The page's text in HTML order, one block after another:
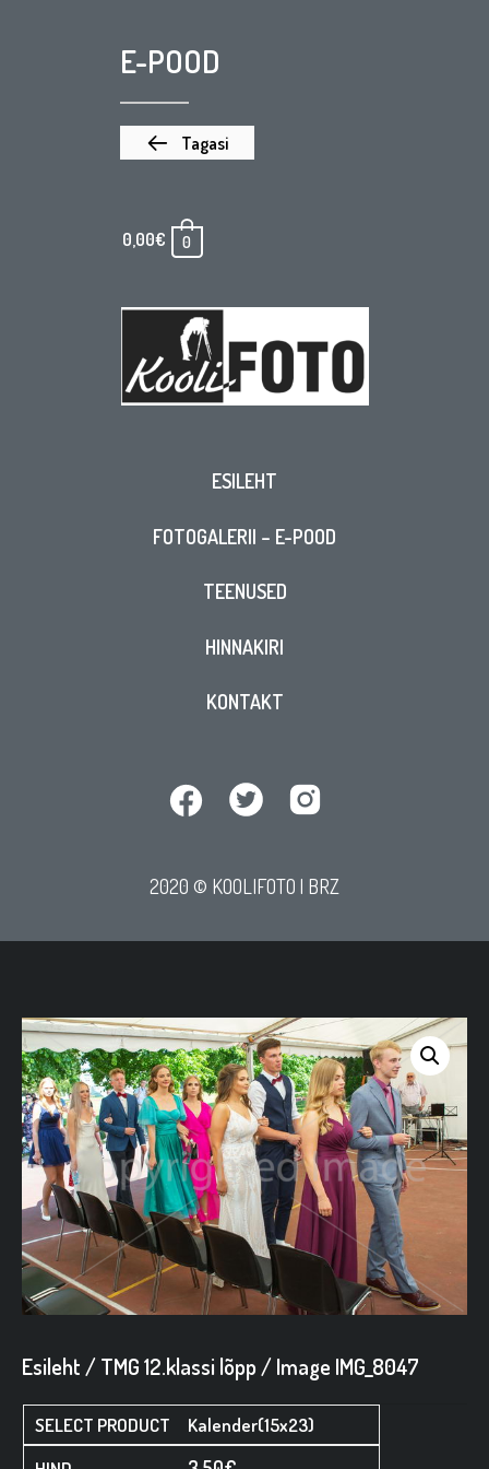
E-POOD
Tagasi
0,00€ 0
ESILEHT
FOTOGALERII – E-POOD
TEENUSED
HINNAKIRI
KONTAKT
2020 © KOOLIFOTO | BRZ
Esileht /TMG 12.klassi lõpp / Image IMG_8047
Kalender(15x23)